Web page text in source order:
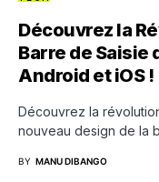
Découvrez la
Barre de Saisie
Android et iOS !
Découvrez la
nouveau design de la
BY MANU DIBANGO